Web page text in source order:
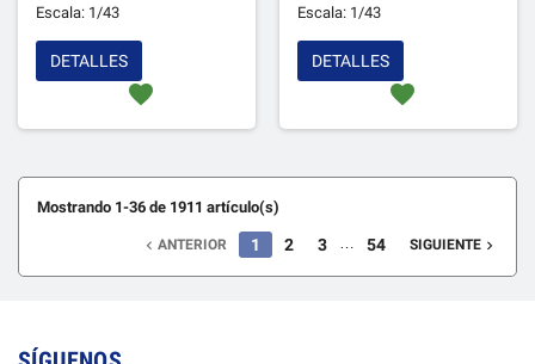
Escala: 1/43
favorite
DETALLES
Escala: 1/43
favorite
DETALLES
Mostrando 1-36 de 1911 artículo(s)
 ANTERIOR 1 2 3 … 54 SIGUIENTE 